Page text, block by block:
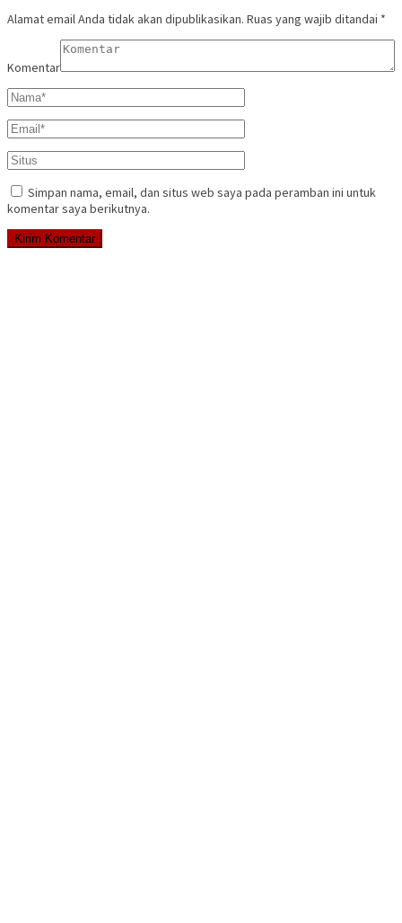
Alamat email Anda tidak akan dipublikasikan. Ruas yang wajib ditandai *
Komentar
Simpan nama, email, dan situs web saya pada peramban ini untuk
komentar saya berikutnya.